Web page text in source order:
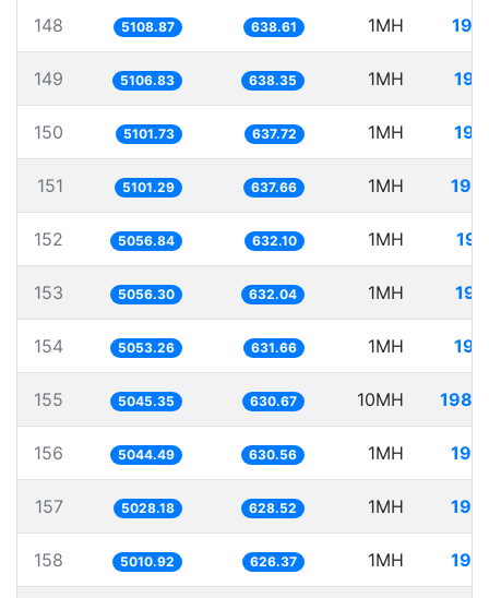
148 5108.87 638.61 1MH
149 5106.83 638.35 1MH
150 5101.73 637.72 1MH
151 5101.29 637.66 1MH
152 5056.84 632.10 1MH
153 5056.30 632.04 1MH
154 5053.26 631.66 1MH
155 5045.35 630.67 10MH
156 5044.49 630.56 1MH
157 5028.18 628.52 1MH
158 5010.92 626.37 1MH